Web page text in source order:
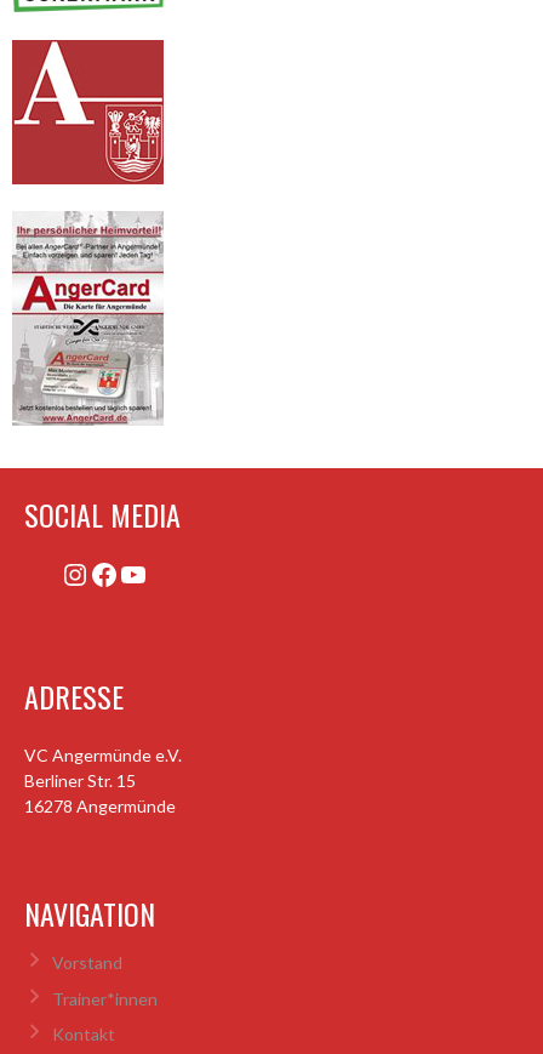
SOCIAL MEDIA
Instagram
Facebook
YouTube
ADRESSE
VC Angermünde e.V.
Berliner Str. 15
16278 Angermünde
NAVIGATION
Vorstand
Trainer*innen
Kontakt